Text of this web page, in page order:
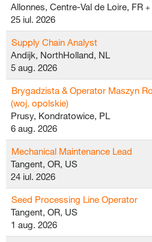
Allonnes, Centre-Val de Loire, FR +
25 iul. 2026
Supply Chain Analyst
Andijk, NorthHolland, NL
5 aug. 2026
Brygadzista & Operator Maszyn
(woj. opolskie)
Prusy, Kondratowice, PL
6 aug. 2026
Mechanical Maintenance Lead
Tangent, OR, US
24 iul. 2026
Seed Processing Line Operator
Tangent, OR, US
1 aug. 2026